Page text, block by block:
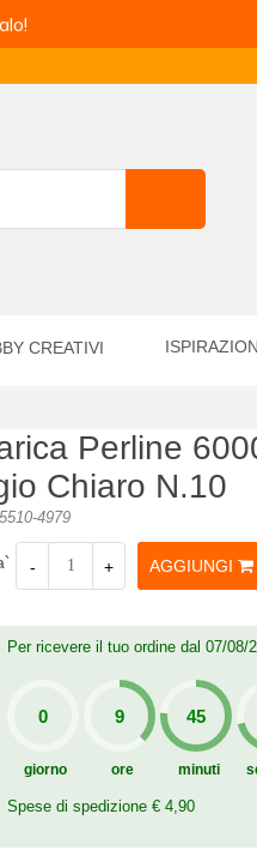
CREATIVI
Perline
Chiaro N.10
4979
- + AGGIUNGI
Per ricevere il tuo ordine dal 07/08/
giorno ore minuti
Spese di spedizione € 4,90